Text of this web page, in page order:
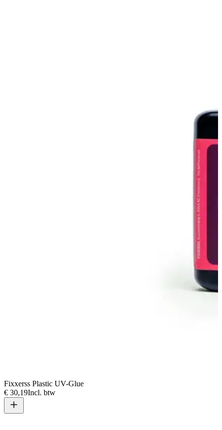
Fixxerss Plastic UV-Glue
€ 30,19Incl. btw